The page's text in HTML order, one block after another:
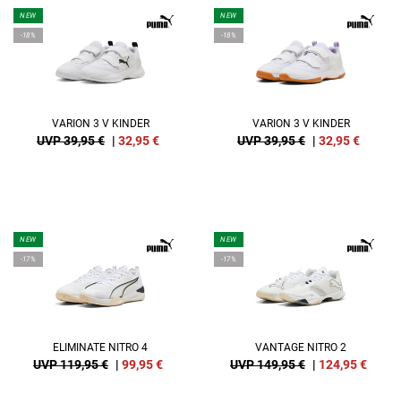
NEW
-18%
VARION 3 V KINDER
UVP 39,95 € | 32,95€
NEW
-18%
VARION 3 V KINDER
UVP 39,95 € | 32,95€
NEW
-17%
ELIMINATE NITRO 4
UVP 119,95 € | 99,95€
NEW
-17%
VANTAGE NITRO 2
UVP 149,95 € | 124,95€